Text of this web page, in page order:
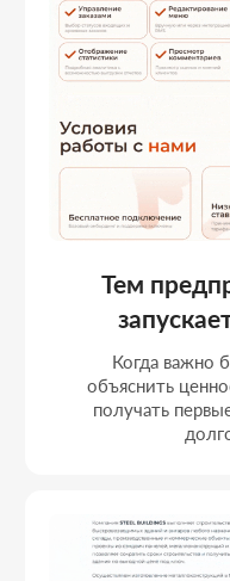
Если нужно понятно и
показать услугу, кейсы и
направив клиента к
и заявке.
Брендам с
Когда есть чёткий
продукте или услуге и
раскрыть его ценность,